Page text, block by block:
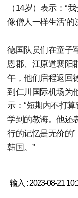
（14岁）表示：“
像僧人一样生活’的
德国队员们在童子
恩郡、江原道襄阳
午，他们启程返回
到仁川国际机场为
示：“短期内不打
学到的教诲。他还
行的记忆是无价的
韩国。”
输入 : 2023-08-21